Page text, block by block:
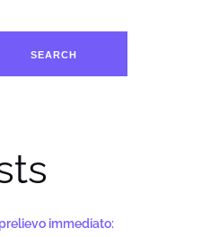
SEARCH
immediato: